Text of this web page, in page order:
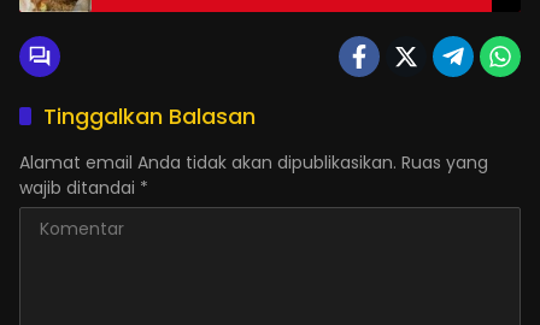
Tinggalkan Balasan
Alamat email Anda tidak akan dipublikasikan. Ruas yang
wajib ditandai *